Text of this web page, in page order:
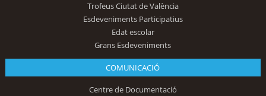
Trofeus Ciutat de València
Esdeveniments Participatius
Edat escolar
Grans Esdeveniments
COMUNICACIÓ
Centre de Documentació